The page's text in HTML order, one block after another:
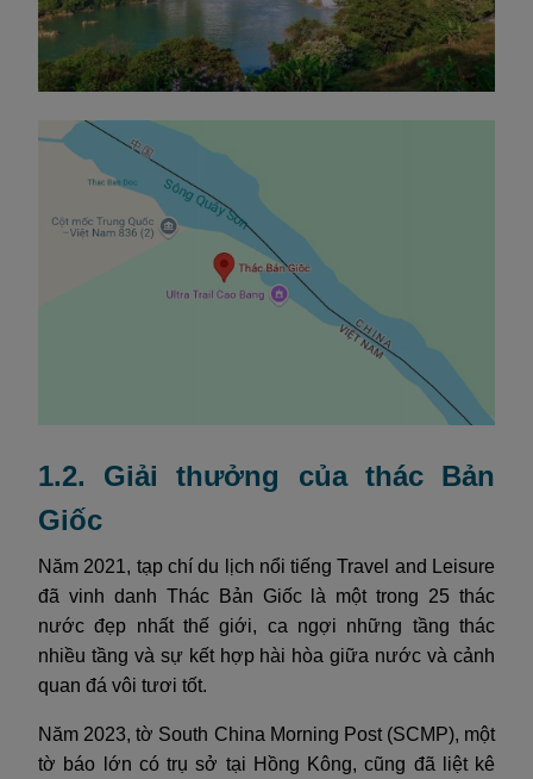
1.2. Giải thưởng của thác Bản
Giốc
Năm 2021, tạp chí du lịch nổi tiếng Travel and Leisure
đã vinh danh Thác Bản Giốc là một trong 25 thác
nước đẹp nhất thế giới, ca ngợi những tầng thác
nhiều tầng và sự kết hợp hài hòa giữa nước và cảnh
quan đá vôi tươi tốt.
Năm 2023, tờ South China Morning Post (SCMP), một
tờ báo lớn có trụ sở tại Hồng Kông, cũng đã liệt kê